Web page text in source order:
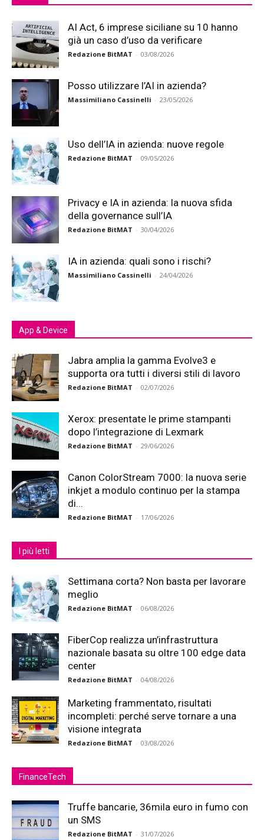
AI Act, 6 imprese siciliane su 10 hanno
già un caso d’uso da verificare
Redazione BitMAT - 03/08/2026
Posso utilizzare l’AI in azienda?
Massimiliano Cassinelli - 23/05/2026
Uso dell’IA in azienda: nuove regole
Redazione BitMAT - 09/05/2026
Privacy e IA in azienda: la nuova sfida
della governance sull’IA
Redazione BitMAT - 30/04/2026
IA in azienda: quali sono i rischi?
Massimiliano Cassinelli - 24/04/2026
App & Device
Jabra amplia la gamma Evolve3 e
supporta ora tutti i diversi stili di lavoro
Redazione BitMAT - 02/07/2026
Xerox: presentate le prime stampanti
dopo l’integrazione di Lexmark
Redazione BitMAT - 29/06/2026
Canon ColorStream 7000: la nuova serie
inkjet a modulo continuo per la stampa
di...
Redazione BitMAT - 17/06/2026
I più letti
Settimana corta? Non basta per lavorare
meglio
Redazione BitMAT - 06/08/2026
FiberCop realizza un’infrastruttura
nazionale basata su oltre 100 edge data
center
Redazione BitMAT - 04/08/2026
Marketing frammentato, risultati
incompleti: perché serve tornare a una
visione integrata
Redazione BitMAT - 03/08/2026
FinanceTech
Truffe bancarie, 36mila euro in fumo con
un SMS
Redazione BitMAT - 31/07/2026